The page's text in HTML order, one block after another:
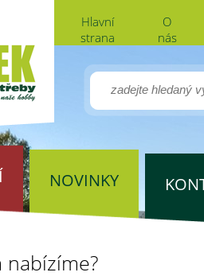
Hlavní
strana
O
nás
NOVINKY
nabízíme?